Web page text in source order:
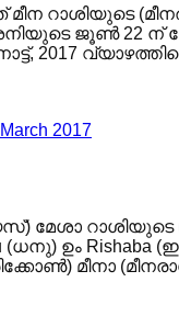
മീന
ജൂൺ 22 ന്
2017
2017
മേശാ റാശിയുടെ
ഉം Rishaba
മീനാ